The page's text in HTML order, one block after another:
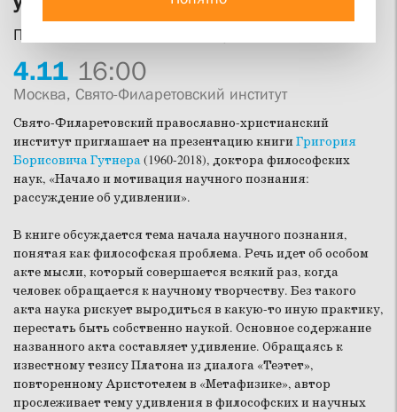
Презентация книги Григория Гутнера (1960-2018)
4.11 16:00
Москва, Свято-Филаретовский институт
Свято-Филаретовский православно-христианский
институт приглашает на презентацию книгиГригория
Борисовича Гутнера(1960-2018), доктора философских
наук, «Начало и мотивация научного познания:
рассуждение об удивлении».
В книге обсуждается тема начала научного познания,
понятая как философская проблема. Речь идет об особом
акте мысли, который совершается всякий раз, когда
человек обращается к научному творчеству. Без такого
акта наука рискует выродиться в какую-то иную практику,
перестать быть собственно наукой. Основное содержание
названного акта составляет удивление. Обращаясь к
известному тезису Платона из диалога «Теэтет»,
повторенному Аристотелем в «Метафизике», автор
прослеживает тему удивления в философских и научных